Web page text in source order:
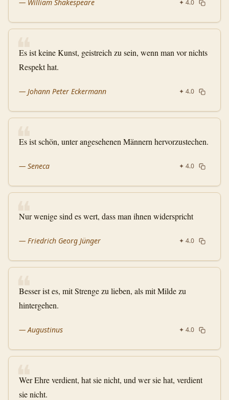
— William Shakespeare ✦ 4.0
❝
Es ist keine Kunst, geistreich zu sein, wenn man vor nichts
Respekt hat.
— Johann Peter Eckermann ✦ 4.0
❝
Es ist schön, unter angesehenen Männern hervorzustechen.
— Seneca ✦ 4.0
❝
Nur wenige sind es wert, dass man ihnen widerspricht
— Friedrich Georg Jünger ✦ 4.0
❝
Besser ist es, mit Strenge zu lieben, als mit Milde zu
hintergehen.
—Augustinus ✦ 4.0
❝
Wer Ehre verdient, hat sie nicht, und wer sie hat, verdient
sie nicht.